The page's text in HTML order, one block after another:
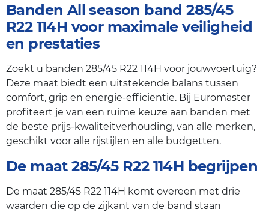
Banden All season band 285/45
R22 114H voor maximale veiligheid
en prestaties
Zoekt u banden 285/45 R22 114H voor jouwvoertuig?
Deze maat biedt een uitstekende balans tussen
comfort, grip en energie-efficiëntie. Bij Euromaster
profiteert je van een ruime keuze aan banden met
de beste prijs-kwaliteitverhouding, van alle merken,
geschikt voor alle rijstijlen en alle budgetten.
De maat 285/45 R22 114H begrijpen
De maat 285/45 R22 114H komt overeen met drie
waarden die op de zijkant van de band staan